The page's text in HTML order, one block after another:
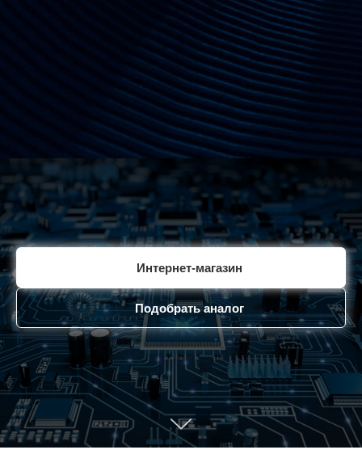
Интернет-магазин
Подобрать аналог